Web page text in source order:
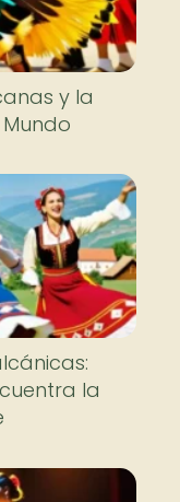
y la
la